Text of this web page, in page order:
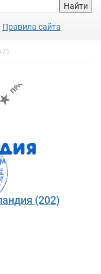
Найти
Правила сайта
(202)